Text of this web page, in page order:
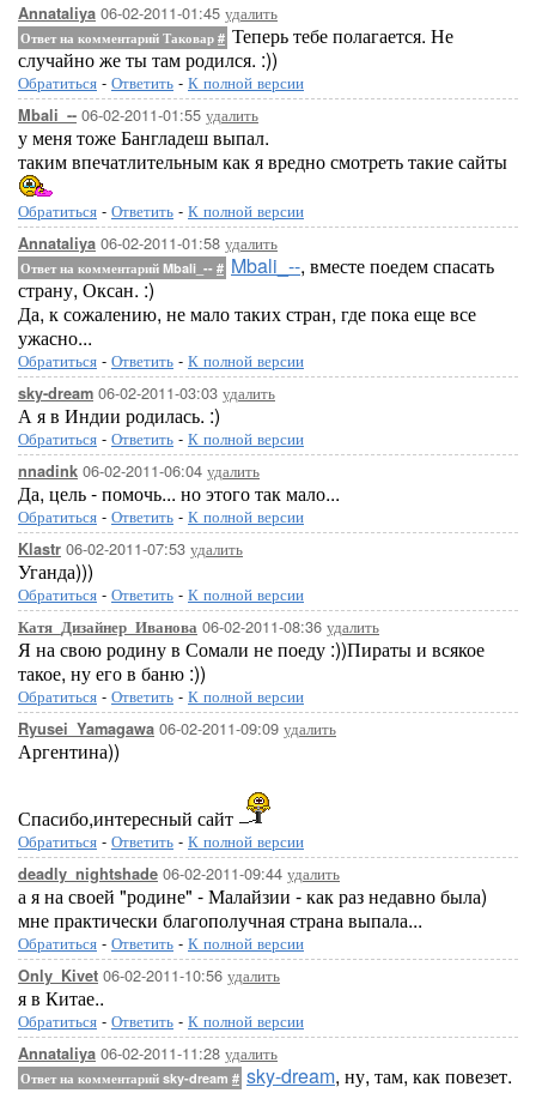
Annataliya 06-02-2011-01:45 удалить
Ответ на комментарий Таковар # Теперь тебе полагается. Не
случайно же ты там родился. :))
Обратиться - Ответить - К полной версии
Mbali_-- 06-02-2011-01:55 удалить
у меня тоже Бангладеш выпал.
таким впечатлительным как я вредно смотреть такие сайты
Обратиться - Ответить - К полной версии
Annataliya 06-02-2011-01:58 удалить
Ответ на комментарий Mbali_-- # Mbali_--, вместе поедем спасать
страну, Оксан. :)
Да, к сожалению, не мало таких стран, где пока еще все
ужасно...
Обратиться - Ответить - К полной версии
sky-dream 06-02-2011-03:03 удалить
А я в Индии родилась. :)
Обратиться - Ответить - К полной версии
nnadink 06-02-2011-06:04 удалить
Да, цель - помочь... но этого так мало...
Обратиться - Ответить - К полной версии
Klastr 06-02-2011-07:53 удалить
Уганда)))
Обратиться - Ответить - К полной версии
Катя_Дизайнер_Иванова 06-02-2011-08:36 удалить
Я на свою родину в Сомали не поеду :))Пираты и всякое
такое, ну его в баню :))
Обратиться - Ответить - К полной версии
Ryusei_Yamagawa 06-02-2011-09:09 удалить
Аргентина))
Спасибо,интересный сайт
Обратиться - Ответить - К полной версии
deadly_nightshade 06-02-2011-09:44 удалить
а я на своей "родине" - Малайзии - как раз недавно была)
мне практически благополучная страна выпала...
Обратиться - Ответить - К полной версии
Only_Kivet 06-02-2011-10:56 удалить
я в Китае..
Обратиться - Ответить - К полной версии
Annataliya 06-02-2011-11:28 удалить
Ответ на комментарий sky-dream # sky-dream, ну, там, как повезет.